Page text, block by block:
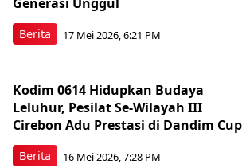
Berita 17 Mei 2026, 6:21 PM
Berita
Kodim 0614 Hidupkan Budaya
Leluhur, Pesilat Se-Wilayah III
Cirebon Adu Prestasi di Dandim Cup
16 Mei 2026, 7:28 PM